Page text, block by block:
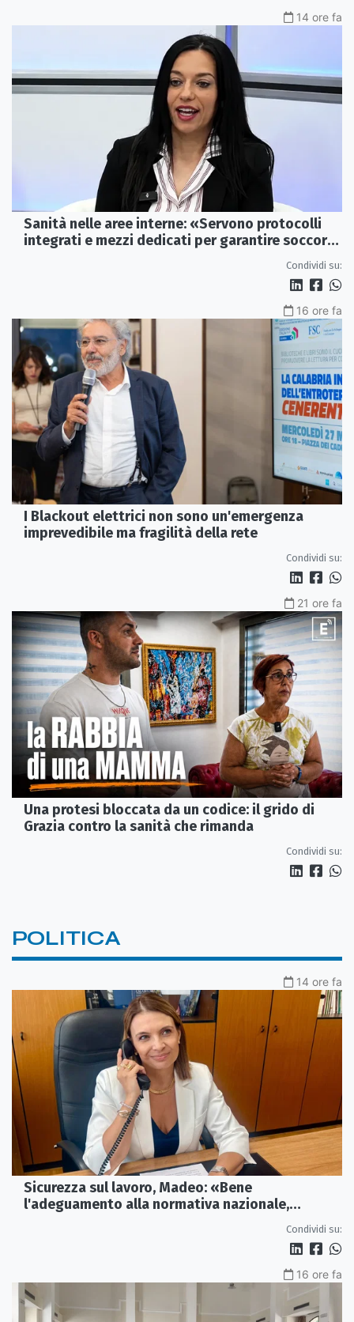
14 ore fa
Sanità nelle aree interne: «Servono protocolli
integrati e mezzi dedicati per garantire soccorsi
Condividi su:
16 ore fa
I Blackout elettrici non sono un'emergenza
imprevedibile ma fragilità della rete
Condividi su:
21 ore fa
Una protesi bloccata da un codice: il grido di
Grazia contro la sanità che rimanda
Condividi su:
POLITICA
14 ore fa
Sicurezza sul lavoro, Madeo: «Bene
l'adeguamento alla normativa nazionale,
Condividi su:
16 ore fa